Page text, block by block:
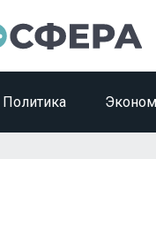
Политика